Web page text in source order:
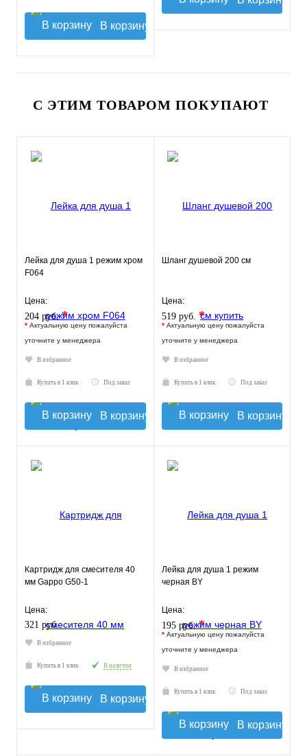
В корзину
С ЭТИМ ТОВАРОМ ПОКУПАЮТ
Лейка для душа 1 режим хром
F064
Цена:
204 руб.*
* Актуальную цену пожалуйста
уточните у менеджера
В избранное
Купить в 1 клик Под заказ
В корзину
Шланг душевой 200 см
Цена:
519 руб. *
* Актуальную цену пожалуйста
уточните у менеджера
В избранное
Купить в 1 клик Под заказ
В корзину
Картридж для смесителя 40
мм Gappo G50-1
Цена:
321 руб.
В избранное
Купить в 1 клик В наличии
В корзину
Лейка для душа 1 режим
черная BY
Цена:
195 руб.*
* Актуальную цену пожалуйста
уточните у менеджера
В избранное
Купить в 1 клик Под заказ
В корзину